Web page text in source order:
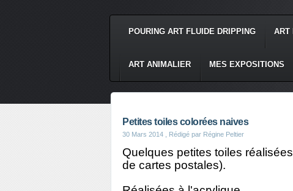
POURING ART FLUIDE DRIPPING ART
ART ANIMALIER MES EXPOSITIONS
Petites toiles colorées naives
30 Mars 2014 , Rédigé par Régine Peltier
Quelques petites toiles
de cartes postales).